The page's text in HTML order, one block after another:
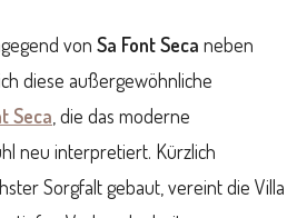
von Sa Font Seca neben
diese außergewöhnliche
Seca , die das moderne
neu interpretiert. Kürzlich
Sorgfalt gebaut, vereint die Villa